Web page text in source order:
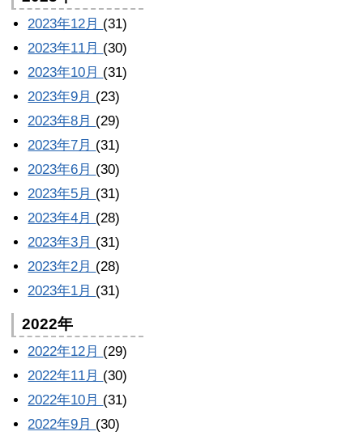
2023年12月 (31)
2023年11月 (30)
2023年10月 (31)
2023年9月 (23)
2023年8月 (29)
2023年7月 (31)
2023年6月 (30)
2023年5月 (31)
2023年4月 (28)
2023年3月 (31)
2023年2月 (28)
2023年1月 (31)
2022年
2022年12月 (29)
2022年11月 (30)
2022年10月 (31)
2022年9月 (30)